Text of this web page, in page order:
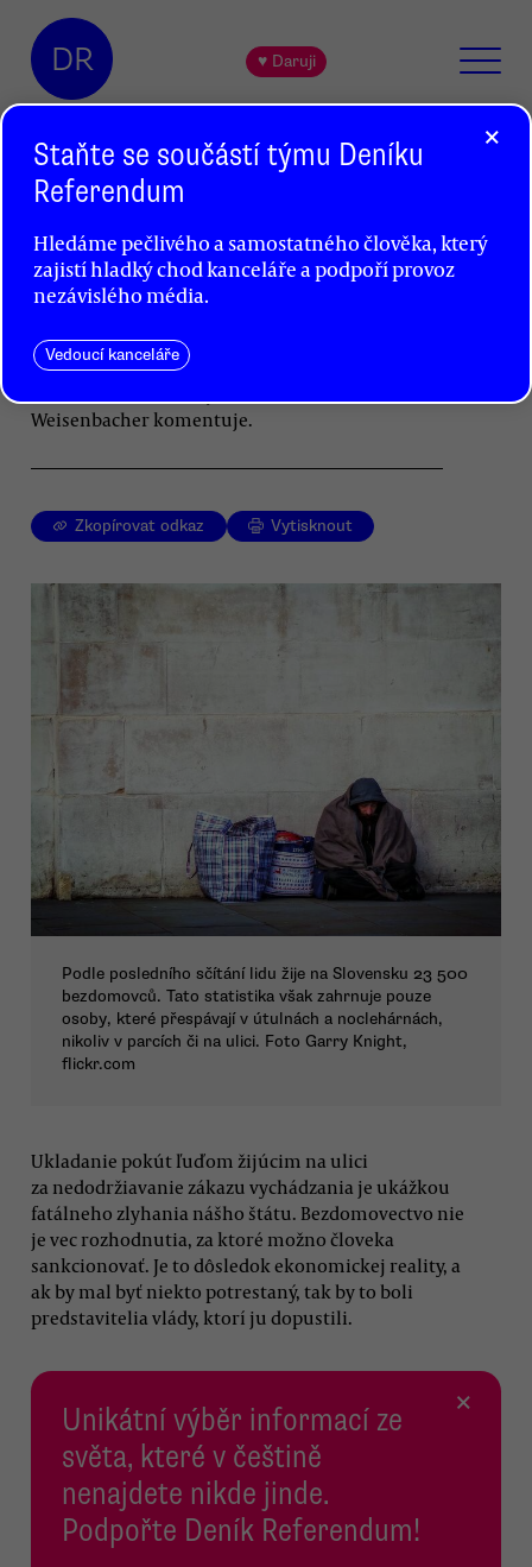
DR ♥ Daruji
Bezdomovcov treba ubytovať, nie
pokutovať
Peter Weisenbacher
Na Slovensku se objevily případy pokutování
bezdomovců za to, že porušují pandemická
Weisenbacher komentuje.
Zkopírovat odkaz Vytisknout
Podle posledního sčítání lidu žije na Slovensku 23 500
bezdomovců. Tato statistika však zahrnuje pouze
osoby, které přespávají v útulnách a noclehárnách,
nikoliv v parcích či na ulici. Foto Garry Knight,
flickr.com
Ukladanie pokút ľuďom žijúcim na ulici
za nedodržiavanie zákazu vychádzania je ukážkou
fatálneho zlyhania nášho štátu. Bezdomovectvo nie
je vec rozhodnutia, za ktoré možno človeka
sankcionovať. Je to dôsledok ekonomickej reality, a
ak by mal byť niekto potrestaný, tak by to boli
predstavitelia vlády, ktorí ju dopustili.
Unikátní výběr informací ze
světa, které v češtině
nenajdete nikde jinde.
Podpořte Deník Referendum!
×
×
Staňte se součástí týmu Deníku
Referendum
Hledáme pečlivého a samostatného člověka, který
zajistí hladký chod kanceláře a podpoří provoz
nezávislého média.
Vedoucí kanceláře